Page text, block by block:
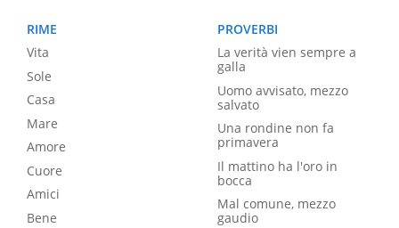
RIME
Vita
Sole
Casa
Mare
Amore
Cuore
Amici
Bene
PROVERBI
La verità vien sempre a
galla
Uomo avvisato, mezzo
salvato
Una rondine non fa
primavera
Il mattino ha l'oro in
bocca
Mal comune, mezzo
gaudio